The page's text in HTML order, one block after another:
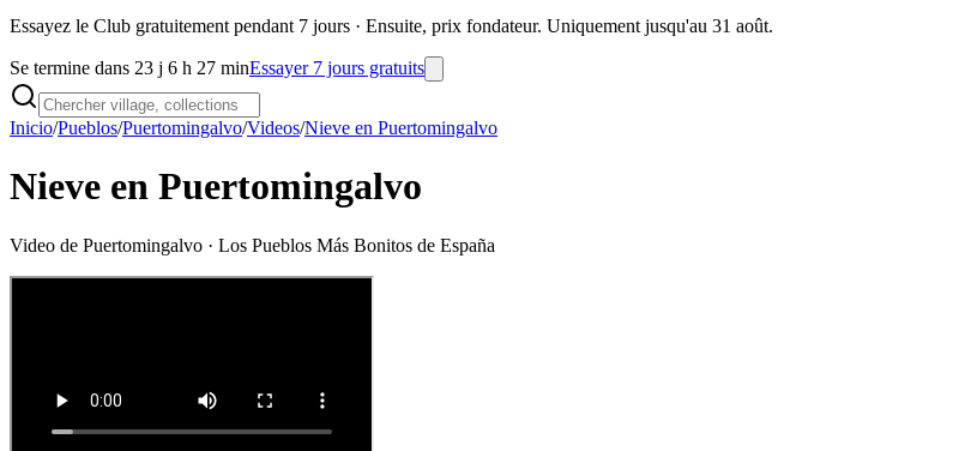
Essayez le Club gratuitement pendant 7 jours · Ensuite, prix fondateur. Uniquement jusqu'au 31 août.
Se termine dans 23 j 6 h 27 minEssayer 7 jours gratuits
Inicio/Pueblos/Puertomingalvo/Videos/Nieve en Puertomingalvo
Nieve en Puertomingalvo
Video de Puertomingalvo · Los Pueblos Más Bonitos de España